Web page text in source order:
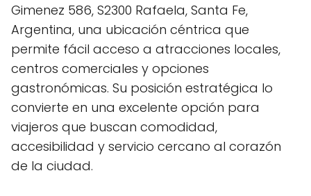
Gimenez 586, S2300 Rafaela, Santa Fe,
Argentina, una ubicación céntrica que
permite fácil acceso a atracciones locales,
centros comerciales y opciones
gastronómicas. Su posición estratégica lo
convierte en una excelente opción para
viajeros que buscan comodidad,
accesibilidad y servicio cercano al corazón
de la ciudad.